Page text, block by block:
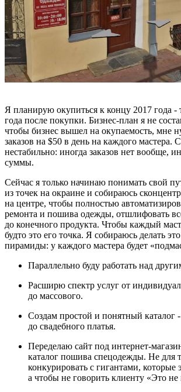
Я планирую окупиться к концу 2017 года -
года после покупки. Бизнес-план я не
чтобы бизнес вышел на окупаемость, мне
заказов на $50 в день на каждого мастера.
нестабильно: иногда заказов нет вообще,
суммы.
Сейчас я только начинаю понимать свой
из точек на окраине и собираюсь
на центре, чтобы полностью
ремонта и пошива одежды, отшлифовать
до конечного продукта. Чтобы каждый
будто это его точка. Я собираюсь делать
пирамиды: у каждого мастера будет
Параллельно буду работать над
Расширю спектр услуг от
до массового.
Создам простой и понятный каталог
до свадебного платья.
Переделаю сайт под интернет-
каталог пошива спецодежды. Не для
конкурировать с гигантами, которые
а чтобы не говорить клиенту «Это не